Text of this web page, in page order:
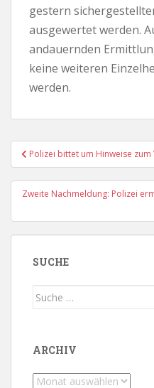
gestern
ausgewertet werden.
andauernden
keine weiteren
werden.
Polizei bittet um Hinweise
Zweite Nachmeldung: Polizei
SUCHE
Suche
ARCHIV
Archiv